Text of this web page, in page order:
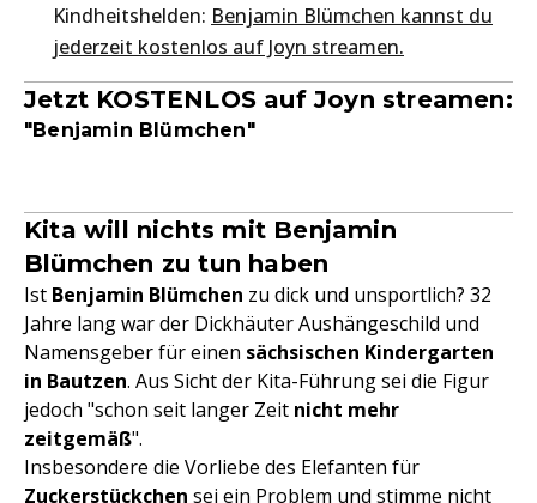
Kindheitshelden: Benjamin Blümchen kannst du
jederzeit kostenlos auf Joyn streamen.
Jetzt KOSTENLOS auf Joyn streamen:
"Benjamin Blümchen"
Kita will nichts mit Benjamin
Blümchen zu tun haben
Ist Benjamin Blümchen zu dick und unsportlich? 32
Jahre lang war der Dickhäuter Aushängeschild und
Namensgeber für einen sächsischen Kindergarten
in Bautzen. Aus Sicht der Kita-Führung sei die Figur
jedoch "schon seit langer Zeit nicht mehr
zeitgemäß".
Insbesondere die Vorliebe des Elefanten für
Zuckerstückchen sei ein Problem und stimme nicht